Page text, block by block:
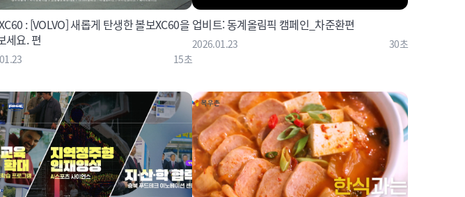
: [VOLVO] 새롭게 탄생한 볼보XC60을
세요. 편
15초
업비트: 동계올림픽 캠페인_차준환편
2026.01.23 30초